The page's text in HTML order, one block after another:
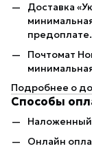
Доставка
предоплате.
Почтомат
Подробнее о
Способы
Наложенный
Онлайн